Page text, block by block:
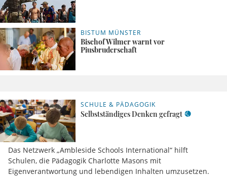
BISTUM MÜNSTER
Bischof Wilmer warnt vor
Piusbruderschaft
SCHULE & PÄDAGOGIK
Selbstständiges Denken gefragt
Das Netzwerk „Ambleside Schools International“ hilft
Schulen, die Pädagogik Charlotte Masons mit
Eigenverantwortung und lebendigen Inhalten umzusetzen.